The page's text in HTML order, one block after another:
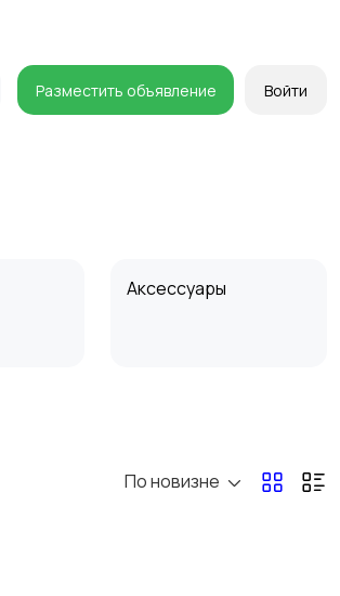
Разместить объявление Войти
Аксессуары
По новизне